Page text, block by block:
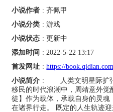
小说作者 : 齐佩甲
小说分类 : 游戏
小说状态 : 更新中
添加时间 : 2022-5-22 13:17
首发网址 :https://
小说简介 : 人类文明星际扩张
移民的时代浪潮中，周靖意外
徒】作为载体，承载自身的灵
在诸界行走。 既定的人生轨迹